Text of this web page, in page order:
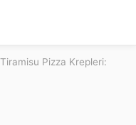
Pizza Krepleri: